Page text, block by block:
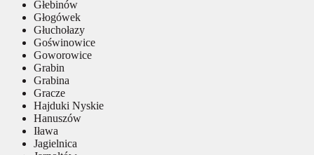
Głebinów
Głogówek
Głuchołazy
Goświnowice
Goworowice
Grabin
Grabina
Gracze
Hajduki Nyskie
Hanuszów
Iława
Jagielnica